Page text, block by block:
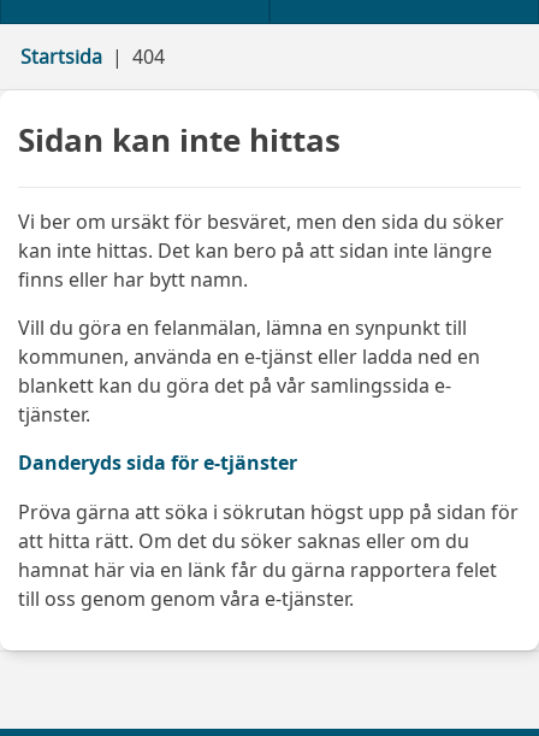
Startsida 404
Sidan kan inte hittas
Vi ber om ursäkt för besväret, men den sida du söker
kan inte hittas. Det kan bero på att sidan inte längre
finns eller har bytt namn.
Vill du göra en felanmälan, lämna en synpunkt till
kommunen, använda en e-tjänst eller ladda ned en
blankett kan du göra det på vår samlingssida e-
tjänster.
Danderyds sida för e-tjänster
Pröva gärna att söka i sökrutan högst upp på sidan för
att hitta rätt. Om det du söker saknas eller om du
hamnat här via en länk får du gärna rapportera felet
till oss genom genom våra e-tjänster.